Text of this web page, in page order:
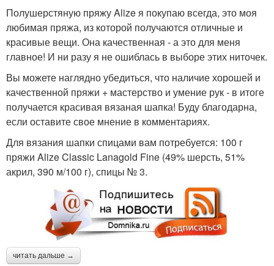
Полушерстяную пряжу Alize я покупаю всегда, это моя
любимая пряжа, из которой получаются отличные и
красивые вещи. Она качественная - а это для меня
главное! И ни разу я не ошиблась в выборе этих ниточек.
Вы можете наглядно убедиться, что наличие хорошей и
качественной пряжи + мастерство и умение рук - в итоге
получается красивая вязаная шапка! Буду благодарна,
если оставите свое мнение в комментариях.
Для вязания шапки спицами вам потребуется: 100 г
пряжи Alize Classic Lanagold Fine (49% шерсть, 51%
акрил, 390 м/100 г), спицы № 3.
читать дальше →